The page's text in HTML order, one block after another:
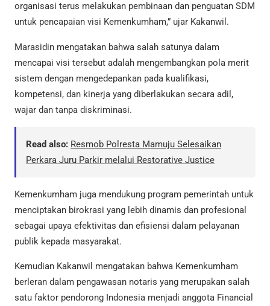
organisasi terus melakukan pembinaan dan penguatan SDM
untuk pencapaian visi Kemenkumham,” ujar Kakanwil.
Marasidin mengatakan bahwa salah satunya dalam
mencapai visi tersebut adalah mengembangkan pola merit
sistem dengan mengedepankan pada kualifikasi,
kompetensi, dan kinerja yang diberlakukan secara adil,
wajar dan tanpa diskriminasi.
Read also: Resmob Polresta Mamuju Selesaikan
Perkara Juru Parkir melalui Restorative Justice
Kemenkumham juga mendukung program pemerintah untuk
menciptakan birokrasi yang lebih dinamis dan profesional
sebagai upaya efektivitas dan efisiensi dalam pelayanan
publik kepada masyarakat.
Kemudian Kakanwil mengatakan bahwa Kemenkumham
berleran dalam pengawasan notaris yang merupakan salah
satu faktor pendorong Indonesia menjadi anggota Financial